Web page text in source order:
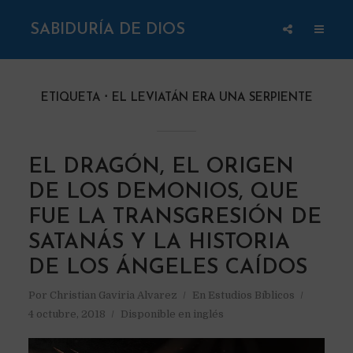
SABIDURÍA DE DIOS
ETIQUETA EL LEVIATÁN ERA UNA SERPIENTE
EL DRAGÓN, EL ORIGEN
DE LOS DEMONIOS, QUE
FUE LA TRANSGRESIÓN DE
SATANÁS Y LA HISTORIA
DE LOS ÁNGELES CAÍDOS
Por Christian Gaviria Alvarez En Estudios Bíblicos
4 octubre, 2018
Disponible en inglés